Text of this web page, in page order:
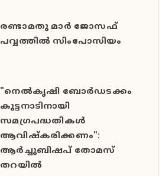
രണ്ടാമതു മാർ ജോസഫ്
പവ്വത്തിൽ സിംപോസിയം
"നെൽകൃഷി ബോർഡടക്കം
കുട്ടനാടിനായി
സമഗ്രപദ്ധതികൾ
ആവിഷ്കരിക്കണം":
ആർച്ചുബിഷപ് തോമസ്
തറയിൽ